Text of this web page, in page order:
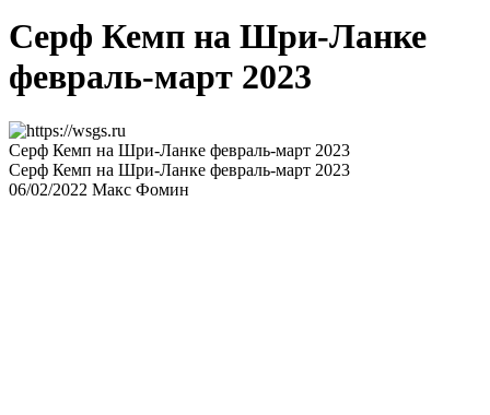
Серф Кемп на Шри-Ланке
февраль-март 2023
Серф Кемп на Шри-Ланке февраль-март 2023
Серф Кемп на Шри-Ланке февраль-март 2023
06/02/2022 Макс Фомин